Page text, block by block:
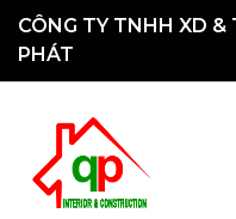
Chuyển
đến
CÔNG TY TNHH XD
PHÁT